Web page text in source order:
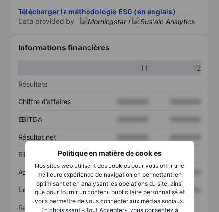
Politique en matière de cookies
Nos sites web utilisent des cookies pour vous offrir une
meilleure expérience de navigation en permettant, en
optimisant et en analysant les opérations du site, ainsi
que pour fournir un contenu publicitaire personnalisé et
vous permettre de vous connecter aux médias sociaux.
En choisissant « Tout Accepter», vous consentez à
Télécharger la méthodologie ESG (en anglais)
Data provided by
/
Informations financières
T1
T2
Résultats
Chiffre d’affaires
EBITDA
Résultat net
Bilan
Actif total XXXXXXX XXXXXXX
Dette totale XXXXXXX XXXXXXX
Ratios